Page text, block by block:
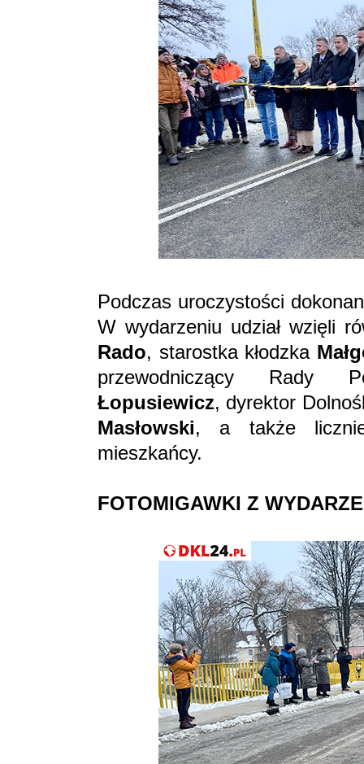
Podczas uroczystości
W wydarzeniu udział wzięli
Rado, starostka kłodzka
przewodniczący Rady
Łopusiewicz, dyrektor
Masłowski, a także licznie
mieszkańcy.
FOTOMIGAWKI Z